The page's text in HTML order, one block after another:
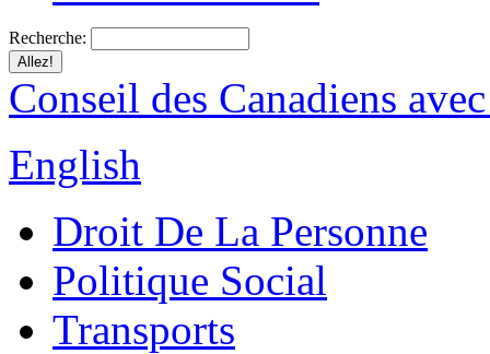
Recherche:
Conseil des Canadiens
English
Droit De La Personne
Politique Social
Transports